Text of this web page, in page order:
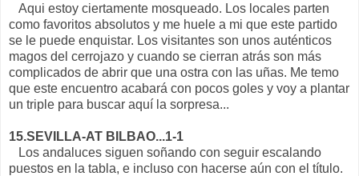
Aqui estoy ciertamente mosqueado. Los locales parten
como favoritos absolutos y me huele a mi que este partido
se le puede enquistar. Los visitantes son unos auténticos
magos del cerrojazo y cuando se cierran atrás son más
complicados de abrir que una ostra con las uñas. Me temo
que este encuentro acabará con pocos goles y voy a plantar
un triple para buscar aquí la sorpresa...
15.SEVILLA-AT BILBAO...1-1
Los andaluces siguen soñando con seguir escalando
puestos en la tabla, e incluso con hacerse aún con el título.